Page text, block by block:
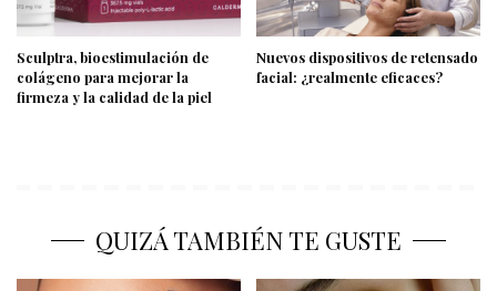
Sculptra, bioestimulación de
colágeno para mejorar la
firmeza y la calidad de la piel
Nuevos dispositivos de retensado
facial: ¿realmente eficaces?
QUIZÁ TAMBIÉN TE GUSTE